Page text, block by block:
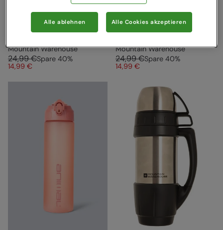
Bpa frei Push-Deckel
Mountain Warehouse
24,99 €Spare 40%
14,99 €
Bpa frei Push-Deckel
gedruckt Wasserflasche
Mountain Warehouse
24,99 €Spare 40%
14,99 €
Alle ablehnen Alle Cookies akzeptieren